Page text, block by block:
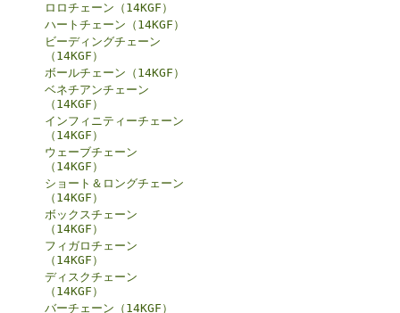
ロロチェーン（14KGF）
ハートチェーン（14KGF）
ビーディングチェーン
（14KGF）
ボールチェーン（14KGF）
ベネチアンチェーン
（14KGF）
インフィニティーチェーン
（14KGF）
ウェーブチェーン
（14KGF）
ショート＆ロングチェーン
（14KGF）
ボックスチェーン
（14KGF）
フィガロチェーン
（14KGF）
ディスクチェーン
（14KGF）
バーチェーン（14KGF）